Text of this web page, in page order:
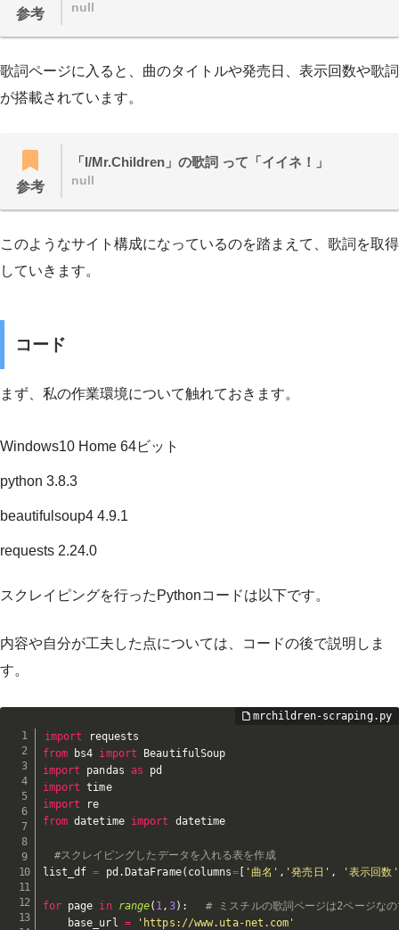
参考 null
歌詞ページに入ると、曲のタイトルや発売日、表示回数や歌詞
が搭載されています。
参考
「I/Mr.Children」の歌詞 って「イイネ！」
null
このようなサイト構成になっているのを踏まえて、歌詞を取得
していきます。
コード
まず、私の作業環境について触れておきます。
Windows10 Home 64ビット
python 3.8.3
beautifulsoup4 4.9.1
requests 2.24.0
スクレイピングを行ったPythonコードは以下です。
内容や自分が工夫した点については、コードの後で説明しま
す。
import
from bs4 import
import pandas as
import
time
import
from datetime import datetime
#スクレイピングしたデータを入れる表を作成
list_df = pd .DataFrame( columns=[ '曲名' , '発売日' , '表示回数'
for page in range( 1 , 3) :
# ミスチルの歌詞ページは2ページな
    base_url
= 'https://www.uta-net.com'